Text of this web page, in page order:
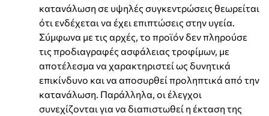
κατανάλωση σε υψηλές συγκεντρώσεις θεωρείται
ότι ενδέχεται να έχει επιπτώσεις στην υγεία.
Σύμφωνα με τις αρχές, το προϊόν δεν πληρούσε
τις προδιαγραφές ασφάλειας τροφίμων, με
αποτέλεσμα να χαρακτηριστεί ως δυνητικά
επικίνδυνο και να αποσυρθεί προληπτικά από την
κατανάλωση. Παράλληλα, οι έλεγχοι
συνεχίζονται για να διαπιστωθεί η έκταση της